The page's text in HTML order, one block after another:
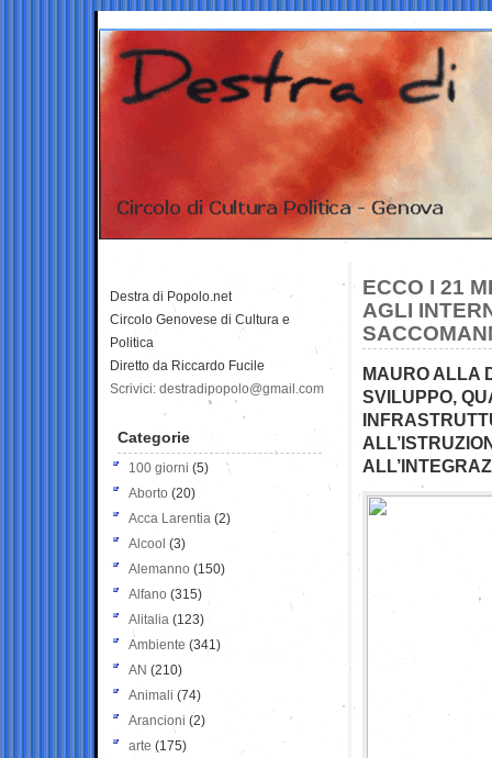
ECCO I 21
AGLI
MAURO ALLA
SVILUPPO,
Destra di Popolo.net
Circolo Genovese di Cultura e
Politica
Diretto da Riccardo Fucile
Scrivici: destradipopolo@gmail.com
Categorie
100 giorni (5)
Aborto (20)
Acca Larentia (2)
Alcool (3)
Alemanno (150)
Alfano (315)
Alitalia (123)
Ambiente (341)
AN (210)
Animali (74)
Arancioni (2)
arte (175)